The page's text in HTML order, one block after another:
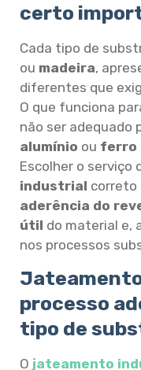
certo
Cada tipo de
ou madeira,
diferentes que
O que funciona
não ser adequado
alumínio ou ferro
Escolher o serviço
industrial correto
aderência do
útil do material e,
nos processos
processo
tipo de
O jateamento